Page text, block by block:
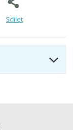
Sdílet